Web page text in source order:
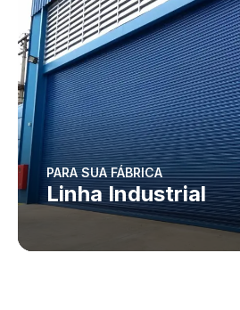
PARA SUA FÁBRICA
Linha Industrial